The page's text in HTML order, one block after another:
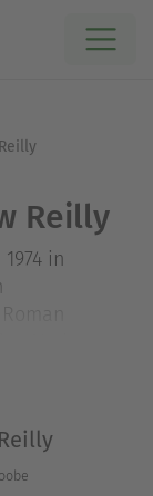
Reilly
in
jungen
Vertrag.
Station‹